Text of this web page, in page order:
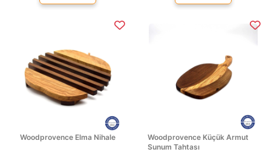
Woodprovence Elma Nihale
Woodprovence Küçük Armut
Sunum Tahtası